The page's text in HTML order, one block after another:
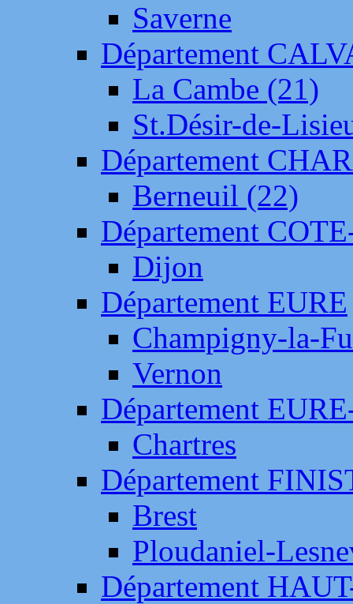
Saverne
Département
La Cambe (21)
St.Désir-de-
Département
Berneuil (22)
Département
Dijon
Département EURE
Champigny-la-
Vernon
Département
Chartres
Département
Brest
Ploudaniel-
Département